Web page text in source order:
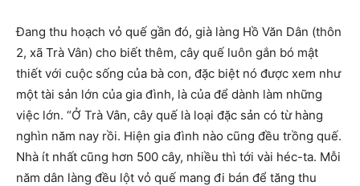
Đang thu hoạch vỏ quế gần đó, già làng Hồ Văn Dân (thôn
2, xã Trà Vân) cho biết thêm, cây quế luôn gắn bó mật
thiết với cuộc sống của bà con, đặc biệt nó được xem như
một tài sản lớn của gia đình, là của để dành làm những
việc lớn. “Ở Trà Vân, cây quế là loại đặc sản có từ hàng
nghìn năm nay rồi. Hiện gia đình nào cũng đều trồng quế.
Nhà ít nhất cũng hơn 500 cây, nhiều thì tới vài héc-ta. Mỗi
năm dân làng đều lột vỏ quế mang đi bán để tăng thu